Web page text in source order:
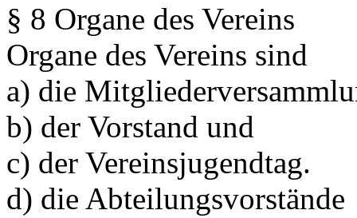
§ 8 Organe des Vereins
Organe des Vereins sind
a) die
b) der Vorstand und
c) der Vereinsjugendtag.
d) die Abteilungsvorstände